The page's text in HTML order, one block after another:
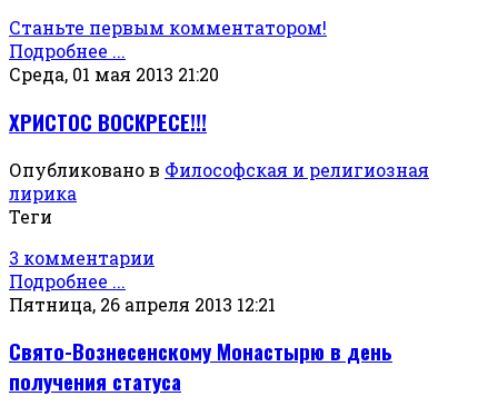
Станьте первым комментатором!
Подробнее ...
Среда, 01 мая 2013 21:20
ХРИСТОС ВОСКРЕСЕ!!!
Опубликовано в Философская и религиозная
лирика
Теги
3 комментарии
Подробнее ...
Пятница, 26 апреля 2013 12:21
Свято-Вознесенскому Монастырю в день
получения статуса